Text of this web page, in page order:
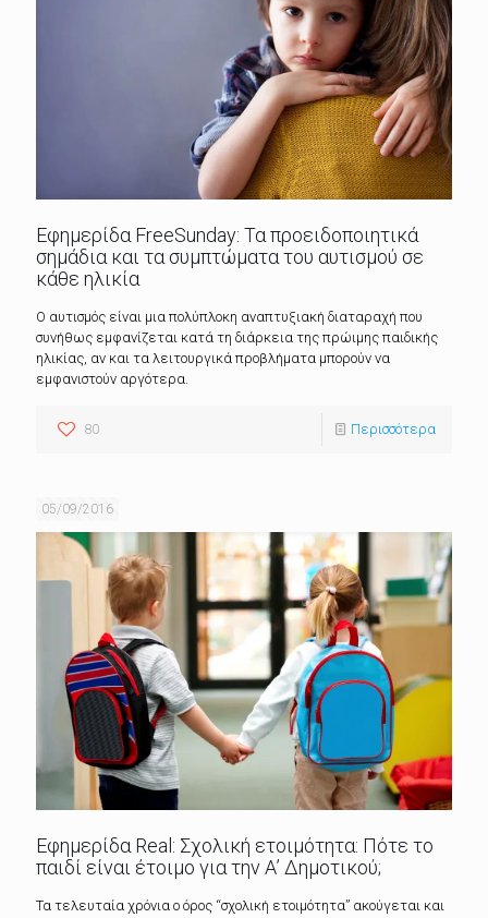
Εφημερίδα FreeSunday: Τα προειδοποιητικά
σημάδια και τα συμπτώματα του αυτισμού σε
κάθε ηλικία
Ο αυτισμός είναι μια πολύπλοκη αναπτυξιακή διαταραχή που
συνήθως εμφανίζεται κατά τη διάρκεια της πρώιμης παιδικής
ηλικίας, αν και τα λειτουργικά προβλήματα μπορούν να
εμφανιστούν αργότερα.
80 Περισσότερα
05/09/2016
Εφημερίδα Real: Σχολική ετοιμότητα: Πότε το
παιδί είναι έτοιμο για την Α’ Δημοτικού;
Τα τελευταία χρόνια ο όρος “σχολική ετοιμότητα” ακούγεται και